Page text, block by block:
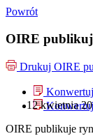
Powrót
OIRE
Drukuj OIRE
12 kwietnia
OIRE publikuje